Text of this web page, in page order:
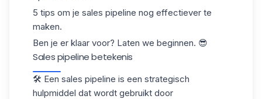
5 tips om je sales pipeline nog effectiever te
maken.
Ben je er klaar voor? Laten we beginnen. 😎
Sales pipeline betekenis
🛠️ Een sales pipeline is een strategisch
hulpmiddel dat wordt gebruikt door